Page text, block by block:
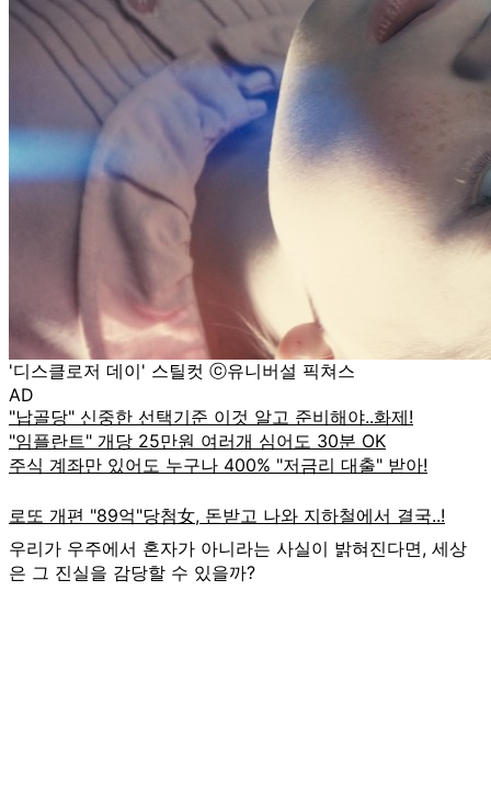
'디스클로저 데이' 스틸컷 ⓒ유니버설 픽쳐스
AD
우리가 우주에서 혼자가 아니라는 사실이 밝혀진다면, 세상
은 그 진실을 감당할 수 있을까?